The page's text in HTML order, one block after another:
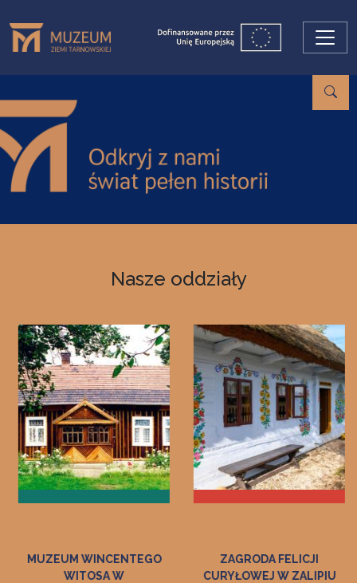
Nasze oddziały
ZAGRODA FELICJI
CURYŁOWEJ W ZALIPIU
MUZEUM DWÓR W
DOŁĘDZE